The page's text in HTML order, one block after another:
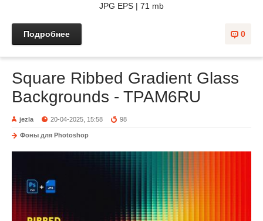
JPG EPS | 71 mb
0
Подробнее
Square Ribbed Gradient Glass
Backgrounds - TPAM6RU
jezla 20-04-2025, 15:58 98
Фоны для Photoshop